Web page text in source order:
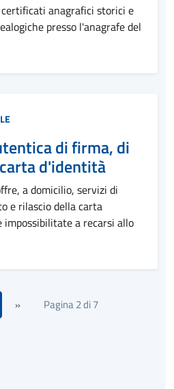
anagrafici storici e
presso l'anagrafe del
di firma, di
d'identità
a domicilio, servizi di
e rilascio della carta
a recarsi allo
» Pagina 2 di 7